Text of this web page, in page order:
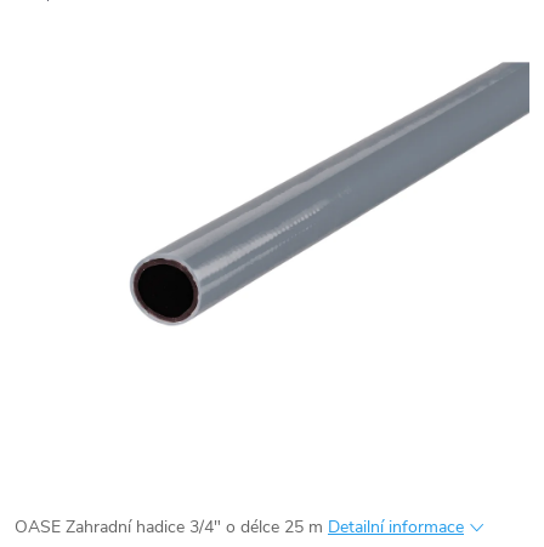
OASE Zahradní hadice 3/4" o délce 25 m Detailní informace